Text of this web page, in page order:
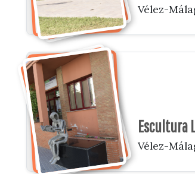
Vélez-
Escultura
Vélez-